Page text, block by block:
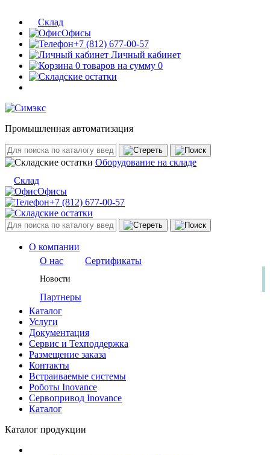
Склад
Офисы
+7 (812) 677-00-57
Личный кабинет
0 товаров на сумму 0
Промышленная автоматизация
Оборудование на складе
Склад
Офисы
+7 (812) 677-00-57
О компании
О нас
Сертификаты
Новости
Партнеры
Каталог
Услуги
Документация
Сервис и Техподдержка
Размещение заказа
Контакты
Встраиваемые системы
Роботы Inovance
Сервопривод Inovance
Каталог
Каталог продукции